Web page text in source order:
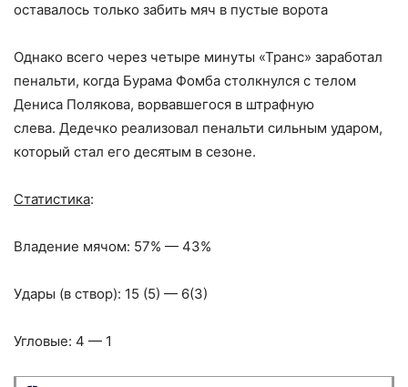
оставалось только забить мяч в пустые ворота
Однако всего через четыре минуты «Транс» заработал
пенальти, когда Бурама Фомба столкнулся с телом
Дениса Полякова, ворвавшегося в штрафную
слева. Дедечко реализовал пенальти сильным ударом,
который стал его десятым в сезоне.
Статистика:
Владение мячом: 57% — 43%
Удары (в створ): 15 (5) — 6(3)
Угловые: 4 — 1